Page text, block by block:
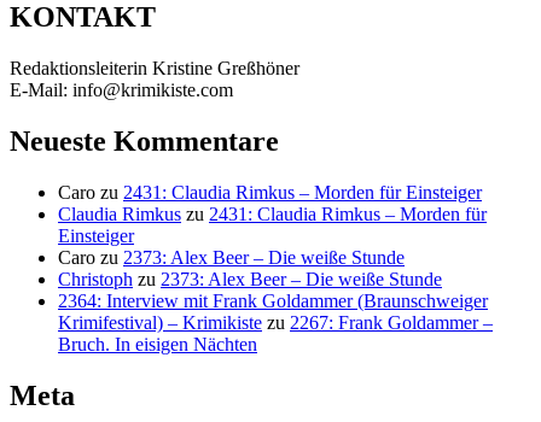
KONTAKT
Redaktionsleiterin Kristine Greßhöner
E-Mail: info@krimikiste.com
Neueste Kommentare
Caro zu 2431: Claudia Rimkus – Morden für Einsteiger
Claudia Rimkus zu 2431: Claudia Rimkus – Morden für
Einsteiger
Caro zu 2373: Alex Beer – Die weiße Stunde
Christoph zu 2373: Alex Beer – Die weiße Stunde
2364: Interview mit Frank Goldammer (Braunschweiger
Krimifestival) – Krimikiste zu 2267: Frank Goldammer –
Bruch. In eisigen Nächten
Meta